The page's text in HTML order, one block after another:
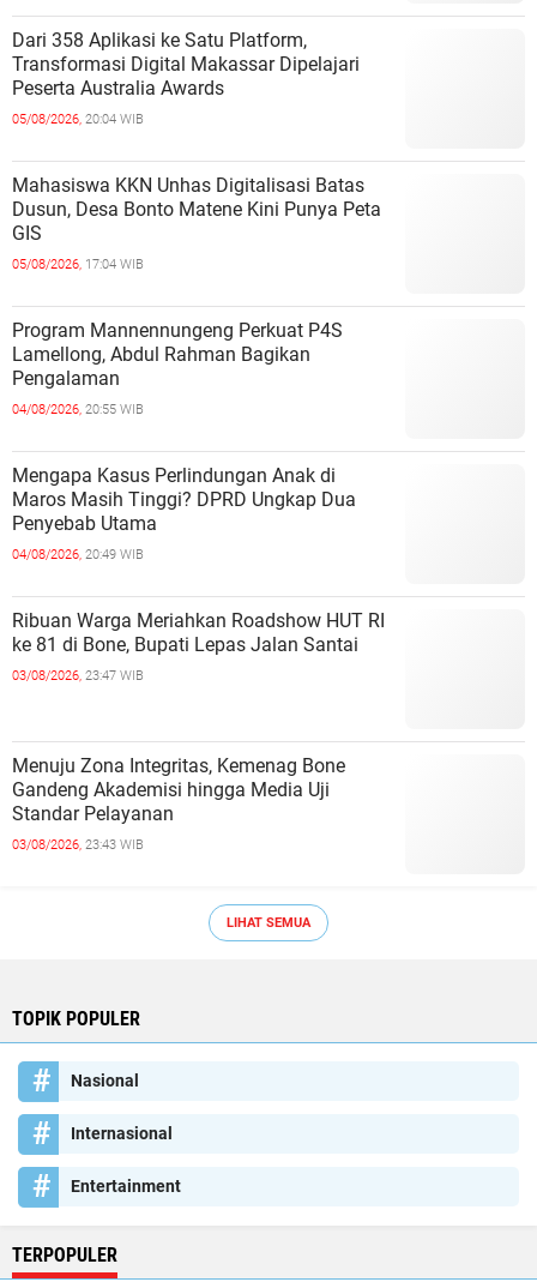
Dari 358 Aplikasi ke Satu Platform,
Transformasi Digital Makassar Dipelajari
Peserta Australia Awards
05/08/2026, 20:04 WIB
Mahasiswa KKN Unhas Digitalisasi Batas
Dusun, Desa Bonto Matene Kini Punya Peta
GIS
05/08/2026, 17:04 WIB
Program Mannennungeng Perkuat P4S
Lamellong, Abdul Rahman Bagikan
Pengalaman
04/08/2026, 20:55 WIB
Mengapa Kasus Perlindungan Anak di
Maros Masih Tinggi? DPRD Ungkap Dua
Penyebab Utama
04/08/2026, 20:49 WIB
Ribuan Warga Meriahkan Roadshow HUT RI
ke 81 di Bone, Bupati Lepas Jalan Santai
03/08/2026, 23:47 WIB
Menuju Zona Integritas, Kemenag Bone
Gandeng Akademisi hingga Media Uji
Standar Pelayanan
03/08/2026, 23:43 WIB
LIHAT SEMUA
TOPIK POPULER
Nasional
Internasional
Entertainment
TERPOPULER